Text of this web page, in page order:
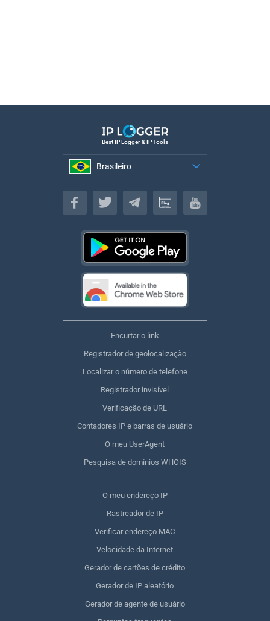
Best IP Logger & IP Tools
Brasileiro
Brasileiro
Encurtar o link
Registrador de geolocalização
Localizar o número de telefone
Registrador invisível
Verificação de URL
Contadores IP e barras de usuário
O meu UserAgent
Pesquisa de domínios WHOIS
O meu endereço IP
Rastreador de IP
Verificar endereço MAC
Velocidade da Internet
Gerador de cartões de crédito
Gerador de IP aleatório
Gerador de agente de usuário